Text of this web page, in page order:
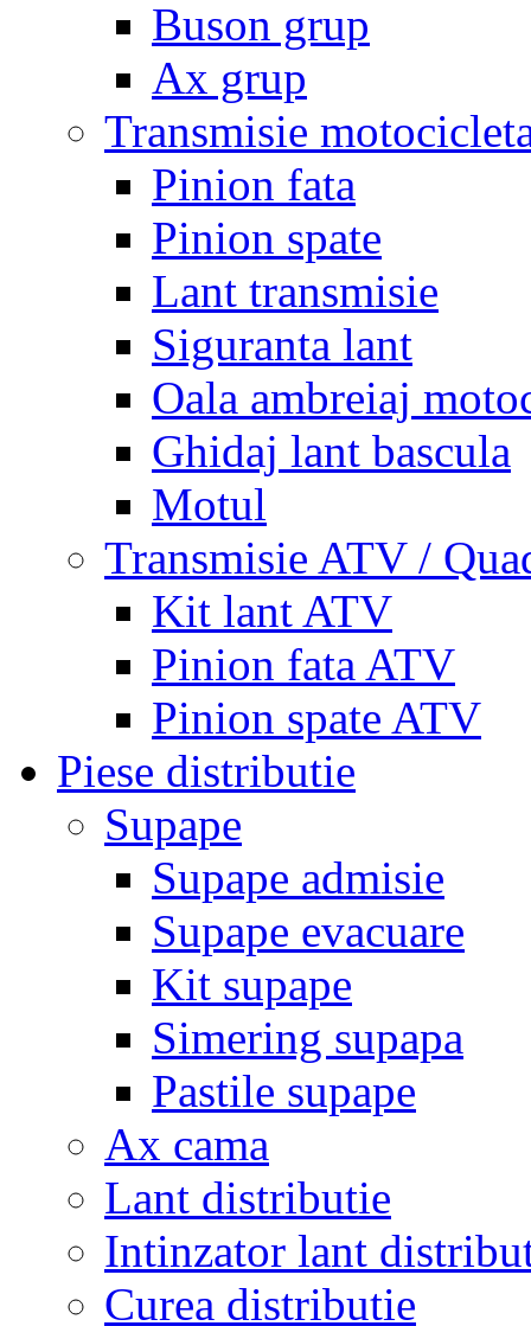
Buson grup
Ax grup
Transmisie
Pinion fata
Pinion spate
Lant transmisie
Siguranta lant
Oala ambreiaj
Ghidaj lant bascula
Motul
Transmisie ATV /
Kit lant ATV
Pinion fata ATV
Pinion spate ATV
Piese distributie
Supape
Supape admisie
Supape evacuare
Kit supape
Simering supapa
Pastile supape
Ax cama
Lant distributie
Intinzator lant
Curea distributie